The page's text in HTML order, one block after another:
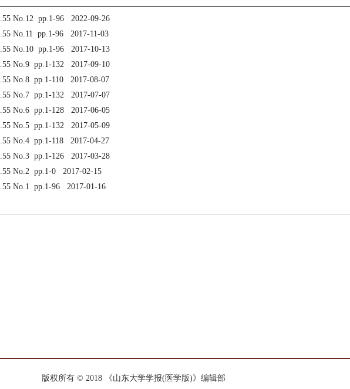
No.12 pp.1-96 2022-09-26
No.11 pp.1-96 2017-11-03
No.10 pp.1-96 2017-10-13
No.9 pp.1-132 2017-09-10
No.8 pp.1-110 2017-08-07
No.7 pp.1-132 2017-07-07
No.6 pp.1-128 2017-06-05
No.5 pp.1-132 2017-05-09
No.4 pp.1-118 2017-04-27
No.3 pp.1-126 2017-03-28
No.2 pp.1-0 2017-02-15
No.1 pp.1-96 2017-01-16
版权所有 © 2018 《山东大学学报(医学版)》编辑部